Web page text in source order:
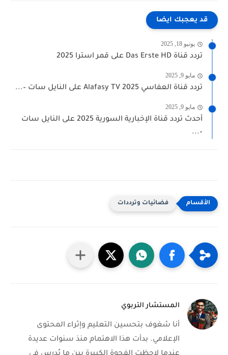
قد يعجبك ايضا
يونيو 18, 2025
تردد قناة Das Erste HD على قمر استرا 2025
مايو 9, 2025
تردد قناة العفاسي 2025 Alafasy TV على النايل سات –...
مايو 9, 2025
أحدث تردد قناة الإخبارية السورية 2025 على النايل سات
–...
فضائيات وترددات
المستشار التربوي
أنا شغوف بتحسين التعليم وإثراء المحتوى
الإعلامي. بدأت هذا الاهتمام منذ سنوات عديدة